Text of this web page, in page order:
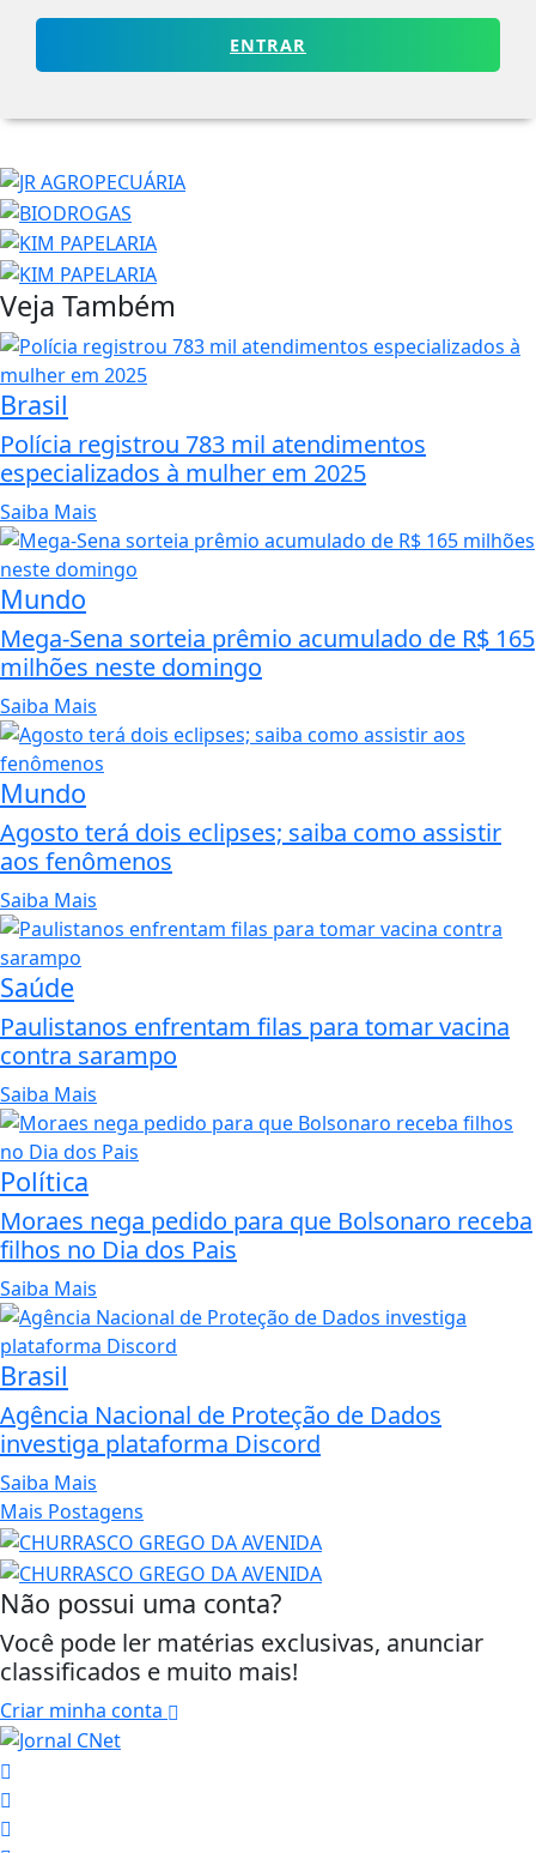
ENTRAR
Veja Também
Brasil
Polícia registrou 783 mil atendimentos
especializados à mulher em 2025
Saiba Mais
Mundo
Mega-Sena sorteia prêmio acumulado de R$ 165
milhões neste domingo
Saiba Mais
Mundo
Agosto terá dois eclipses; saiba como assistir
aos fenômenos
Saiba Mais
Saúde
Paulistanos enfrentam filas para tomar vacina
contra sarampo
Saiba Mais
Política
Moraes nega pedido para que Bolsonaro receba
filhos no Dia dos Pais
Saiba Mais
Brasil
Agência Nacional de Proteção de Dados
investiga plataforma Discord
Saiba Mais
Mais Postagens
Não possui uma conta?
Você pode ler matérias exclusivas, anunciar
classificados e muito mais!
Criar minha conta